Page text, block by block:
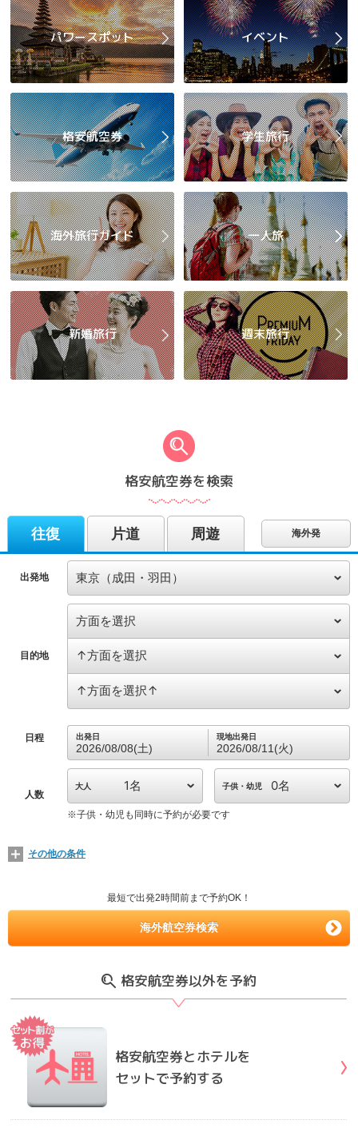
パワースポット イベント
格安航空券 学生旅行
海外旅行ガイド 一人旅
新婚旅行 週末旅行
格安航空券を検索
往復 片道 周遊 海外発
出発地
目的地
日程 出発日
2026/08/08(土)
現地出発日
2026/08/11(火)
人数
大人 子供・幼児
※子供・幼児も同時に予約が必要です
その他の条件
最短で出発2時間前まで予約OK！
海外航空券検索
格安航空券以外を予約
格安航空券とホテルを
セットで予約する